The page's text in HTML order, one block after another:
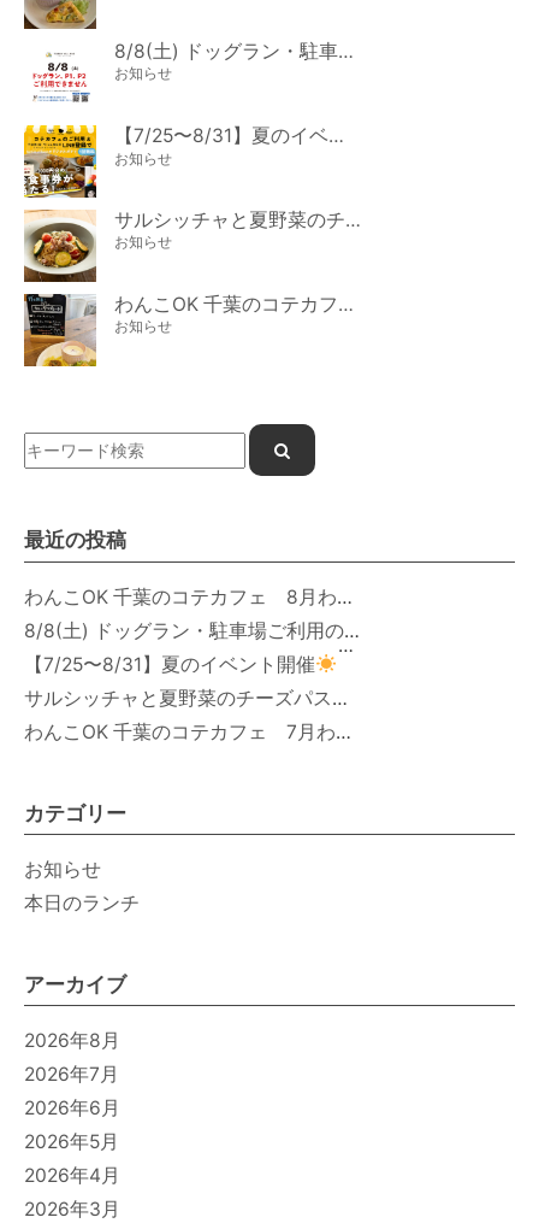
8/8(土) ドッグラン・駐車場ご利用のお知らせ
お知らせ
【7/25〜8/31】夏のイベント開催
お知らせ
サルシッチャと夏野菜のチーズパスタ期間限定新メニュー登場！
お知らせ
わんこOK 千葉のコテカフェ 7月わんこの日 白身魚とカラフルやさいのオムレツ
お知らせ
最近の投稿
わんこOK 千葉のコテカフェ 8月わんこの日 オートミールdeローストビーフライス
8/8(土) ドッグラン・駐車場ご利用のお知らせ
【7/25〜8/31】夏のイベント開催
サルシッチャと夏野菜のチーズパスタ期間限定新メニュー登場！
わんこOK 千葉のコテカフェ 7月わんこの日 白身魚とカラフルやさいのオムレツ
カテゴリー
お知らせ
本日のランチ
アーカイブ
2026年8月
2026年7月
2026年6月
2026年5月
2026年4月
2026年3月